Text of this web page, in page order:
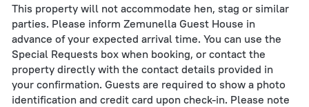
This property will not accommodate hen, stag or similar
parties. Please inform Zemunella Guest House in
advance of your expected arrival time. You can use the
Special Requests box when booking, or contact the
property directly with the contact details provided in
your confirmation. Guests are required to show a photo
identification and credit card upon check-in. Please note